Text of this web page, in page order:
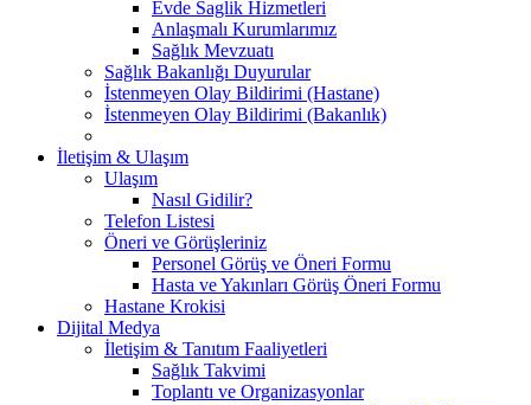
Evde Saglik Hizmetleri
Anlaşmalı Kurumlarımız
Sağlık Mevzuatı
Sağlık Bakanlığı Duyurular
İstenmeyen Olay Bildirimi (Hastane)
İstenmeyen Olay Bildirimi (Bakanlık)
İletişim & Ulaşım
Ulaşım
Nasıl Gidilir?
Telefon Listesi
Öneri ve Görüşleriniz
Personel Görüş ve Öneri Formu
Hasta ve Yakınları Görüş Öneri Formu
Hastane Krokisi
Dijital Medya
İletişim & Tanıtım Faaliyetleri
Sağlık Takvimi
Toplantı ve Organizasyonlar